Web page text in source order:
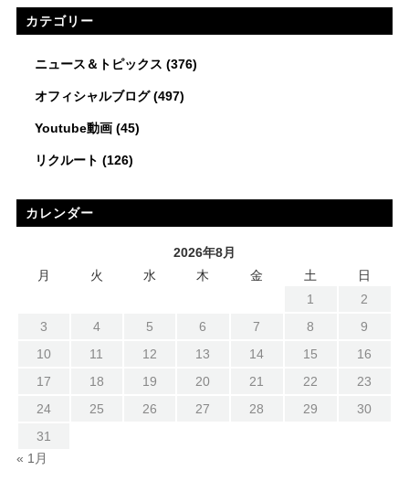
カテゴリー
ニュース＆トピックス (376)
オフィシャルブログ(497)
Youtube動画(45)
リクルート (126)
カレンダー
2026年8月
月
火 水 木 金 土
日
1
2
3
4 5 6 7 8
9
10
11 12 13 14 15
16
17
18 19 20 21 22
23
24
25 26 27 28 29
30
31
« 1月